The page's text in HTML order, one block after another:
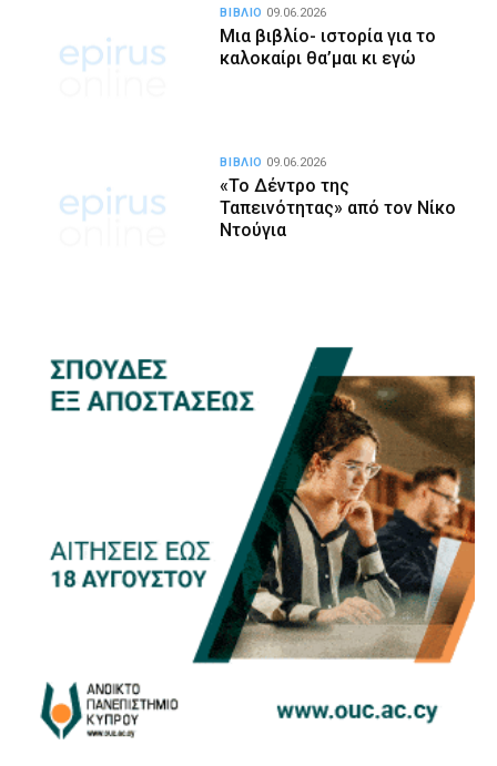
Μια βιβλίο- ιστορία για το
καλοκαίρι θα’μαι κι εγώ
ΒΙΒΛΙΟ 09.06.2026
«Το Δέντρο της
Ταπεινότητας» από τον Νίκο
Ντούγια
ΒΙΒΛΙΟ 09.06.2026